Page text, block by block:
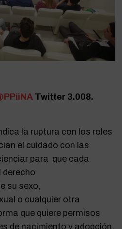
Twitter 3.008.
la ruptura con los roles
el cuidado con las
para que cada
derecho
su sexo,
o cualquier otra
que quiere permisos
de nacimiento y adopción.